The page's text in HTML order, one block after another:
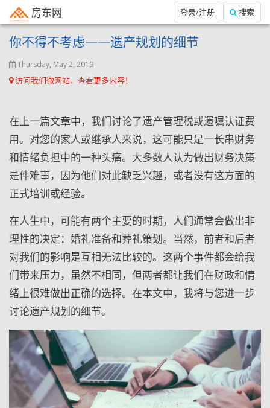
房东网 搜索
登录/注册
你不得不考虑——遗产规划的细节
Thursday, May 2, 2019
访问我们微网站，查看更多内容！
在上一篇文章中，我们讨论了遗产管理税或遗嘱认证费
用。对您的家人或继承人来说，这可能只是一长串财务
和情绪负担中的一种头痛。大多数人认为做出财务决策
是件难事，因为他们对此缺乏兴趣，或者没有这方面的
正式培训或经验。
在人生中，可能有两个主要的时期，人们通常会做出非
理性的决定：婚礼准备和葬礼策划。当然，前者和后者
对我们的影响是互相无法比较的。这两个事件都会给我
们带来压力，虽然不相同，但两者都让我们在财政和情
绪上很难做出正确的选择。在本文中，我将与您进一步
讨论遗产规划的细节。